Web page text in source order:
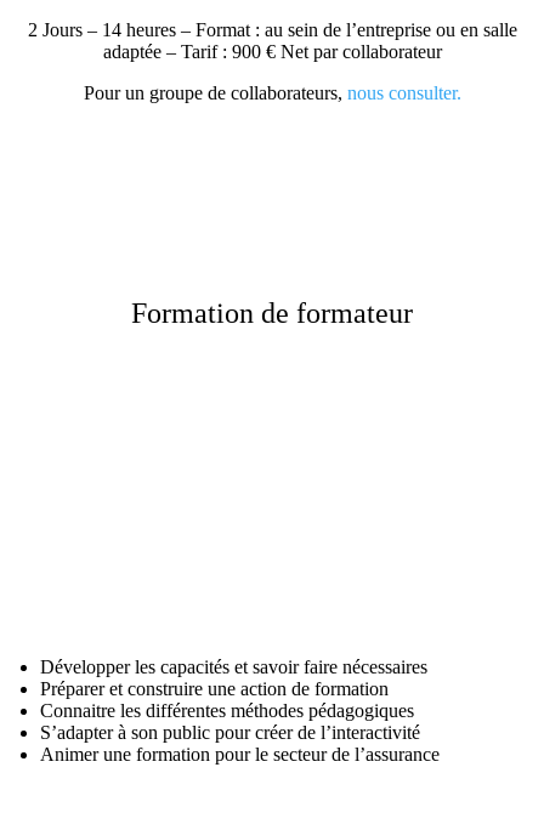
2 Jours – 14 heures – Format : au sein de l’entreprise ou en salle
adaptée – Tarif : 900 € Net par collaborateur
Pour un groupe de collaborateurs, nous consulter.
Formation de formateur
Développer les capacités et savoir faire nécessaires
Préparer et construire une action de formation
Connaitre les différentes méthodes pédagogiques
S’adapter à son public pour créer de l’interactivité
Animer une formation pour le secteur de l’assurance